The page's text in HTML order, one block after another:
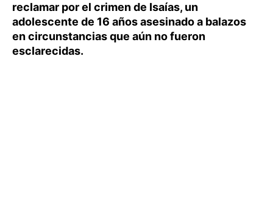
reclamar por el crimen de Isaías, un
adolescente de 16 años asesinado a balazos
en circunstancias que aún no fueron
esclarecidas.